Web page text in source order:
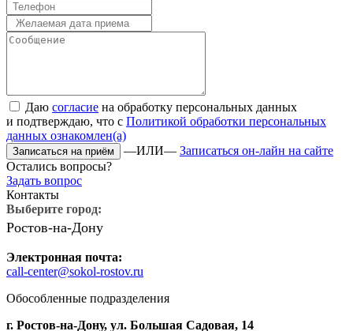
Даю согласие на обработку персональных данных
и подтверждаю, что с Политикой обработки персональных
данных ознакомлен(а)
—ИЛИ— Записаться он-лайн на сайте
Остались вопросы?
Задать вопрос
Контакты
Выберите город:
Ростов-на-Дону
Электронная почта:
call-center@sokol-rostov.ru
Обособленные подразделения
г. Ростов-на-Дону, ул. Большая Садовая, 14